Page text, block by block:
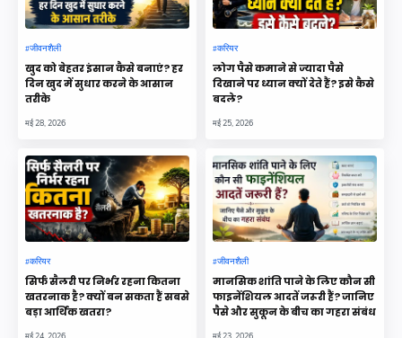
जीवनशैली
खुद को बेहतर इंसान कैसे बनाएं? हर
दिन खुद में सुधार करने के आसान
तरीके
मई 28, 2026
करियर
लोग पैसे कमाने से ज्यादा पैसे
दिखाने पर ध्यान क्यों देते हैं? इसे कैसे
बदले?
मई 25, 2026
करियर
सिर्फ सैलरी पर निर्भर रहना कितना
खतरनाक है? क्यों बन सकता हैं सबसे
बड़ा आर्थिक खतरा?
जीवनशैली
मानसिक शांति पाने के लिए कौन सी
फाइनेंशियल आदतें जरूरी हैं? जानिए
पैसे और सुकून के बीच का गहरा संबंध